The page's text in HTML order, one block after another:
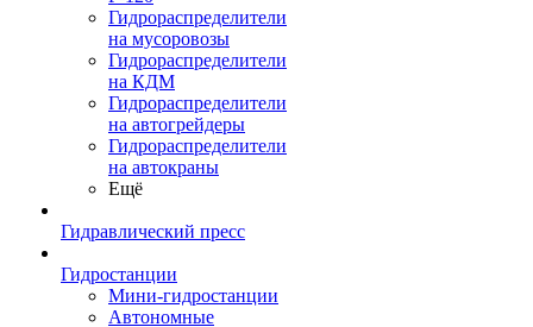
Гидрораспределители
на мусоровозы
Гидрораспределители
на КДМ
Гидрораспределители
на автогрейдеры
Гидрораспределители
на автокраны
Ещё
Гидравлический пресс
Гидростанции
Мини-гидростанции
Автономные